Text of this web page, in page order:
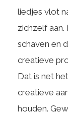
liedjes vlot
zichzelf
schaven en
creatieve
Dat is net
creatieve
houden.